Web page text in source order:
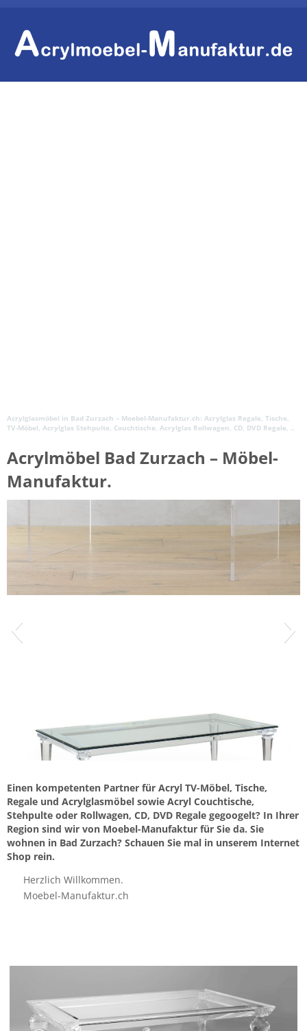
Acrylglasmöbel in Bad Zurzach – Moebel-Manufaktur.ch: Acrylglas Regale, Tische,
TV-Möbel, Acrylglas Stehpulte, Couchtische, Acrylglas Rollwagen, CD, DVD Regale, ..
Acrylmöbel Bad Zurzach – Möbel-
Manufaktur.
Einen kompetenten Partner für Acryl TV-Möbel, Tische,
Regale und Acrylglasmöbel sowie Acryl Couchtische,
Stehpulte oder Rollwagen, CD, DVD Regale gegoogelt? In Ihrer
Region sind wir von Moebel-Manufaktur für Sie da. Sie
wohnen in Bad Zurzach? Schauen Sie mal in unserem Internet
Shop rein.
Herzlich Willkommen.
Moebel-Manufaktur.ch